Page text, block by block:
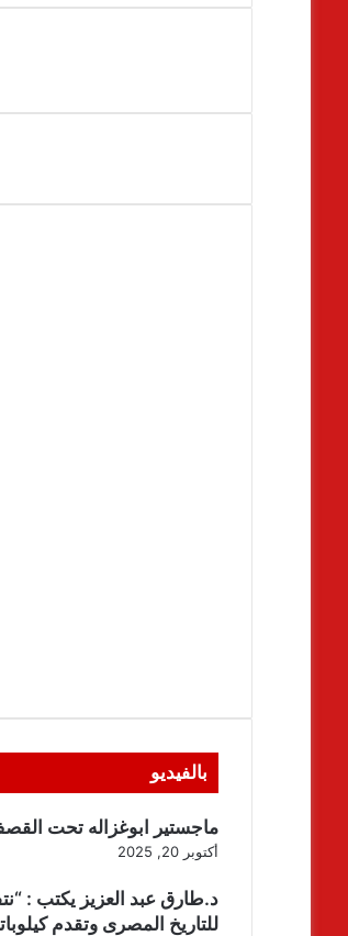
بالفيديو
ماجستير ابوغزاله تحت
أكتوبر 20, 2025
د.طارق عبد العزيز يكتب :
للتاريخ المصرى وتقدم